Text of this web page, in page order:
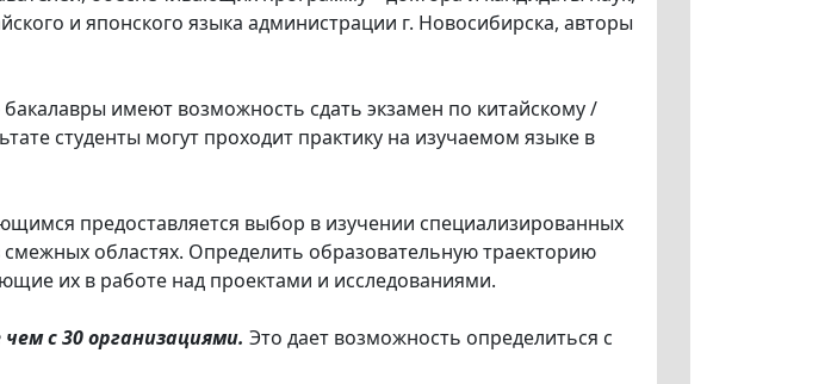
и японского языка администрации г. Новосибирска, авторы
бакалавры имеют возможность сдать экзамен по китайскому /
студенты могут проходит практику на изучаемом языке в
предоставляется выбор в изучении специализированных
областях. Определить образовательную траекторию
их в работе над проектами и исследованиями.
с 30 организациями. Это дает возможность определиться с